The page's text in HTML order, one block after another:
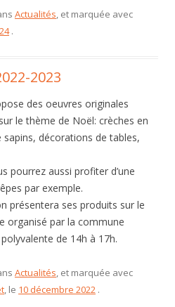
Actualités, et marquée avec
.
2023
des oeuvres originales
le thème de Noël: crèches en
décorations de tables,
pourrez aussi profiter d’une
par exemple.
présentera ses produits sur le
organisé par la commune
de 14h à 17h.
Actualités, et marquée avec
, le 10 décembre 2022 .